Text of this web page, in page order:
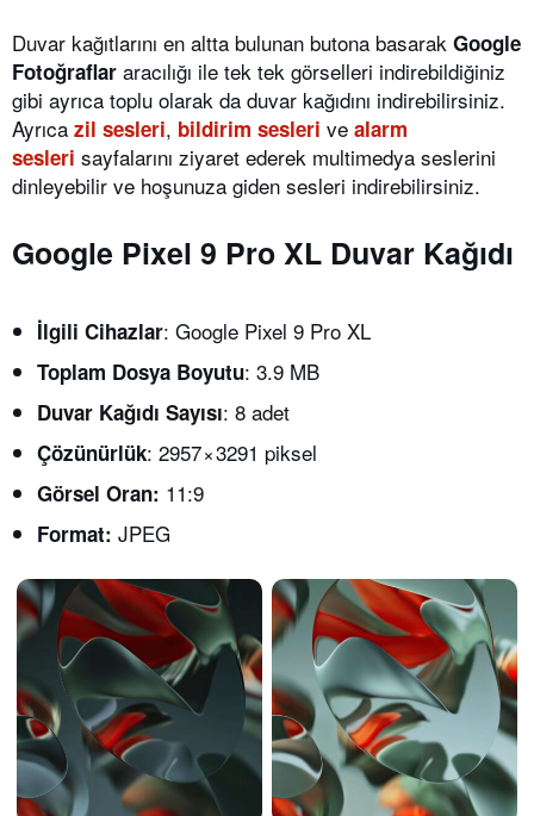
Duvar kağıtlarını en altta bulunan butona basarak Google
Fotoğraflar aracılığı ile tek tek görselleri indirebildiğiniz
gibi ayrıca toplu olarak da duvar kağıdını indirebilirsiniz.
Ayrıca zil sesleri, bildirim sesleri ve alarm
sesleri sayfalarını ziyaret ederek multimedya seslerini
dinleyebilir ve hoşunuza giden sesleri indirebilirsiniz.
Google Pixel 9 Pro XL Duvar Kağıdı
İlgili Cihazlar: Google Pixel 9 Pro XL
Toplam Dosya Boyutu: 3.9 MB
Duvar Kağıdı Sayısı: 8 adet
Çözünürlük: 2957 × 3291 piksel
Görsel Oran: 11:9
Format: JPEG